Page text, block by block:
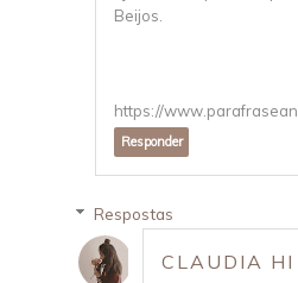
Beijos.
https://
Responder
Respostas
CLAUDIA HI